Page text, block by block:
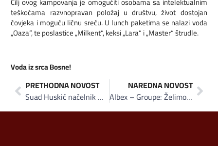
teškoćama razvnopravan položaj u društvu, život dostojan
čovjeka i moguću ličnu sreću. U lunch paketima se nalazi voda
„Oaza“, te poslastice „Milkent“, keksi „Lara“ i „Master“ štrudle.
Voda iz srca Bosne!
PRETHODNA NOVOST
Suad Huskić načelnik Općine Tešanj: Kao partner za budućnost želimo biti regionalno prepoznatljivi i konkurentni
NAREDNA NOVOST
Albex – Groupe: Želimo vratiti Visoko tamo gdje je bilo prije rata u kožarskoj industriji i pružiti dovoljne količine Turskoj kao najvećem kupcu janjećih i ovčijih koža